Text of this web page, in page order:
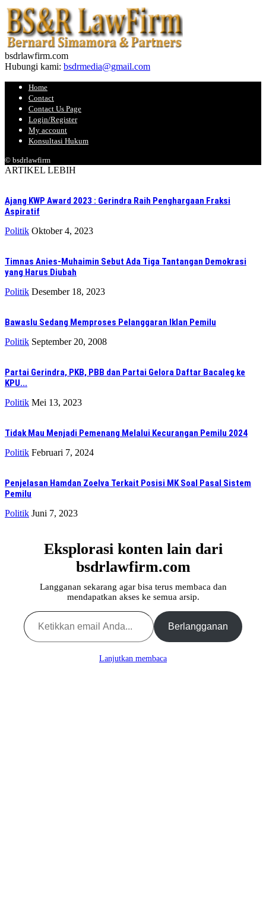
bsdrlawfirm.com
Hubungi kami: bsdrmedia@gmail.com
Home
Contact
Contact Us Page
Login/Register
My account
Konsultasi Hukum
© bsdrlawfirm
ARTIKEL LEBIH
Ajang KWP Award 2023 : Gerindra Raih Penghargaan Fraksi
Aspiratif
Politik Oktober 4, 2023
Timnas Anies-Muhaimin Sebut Ada Tiga Tantangan Demokrasi
yang Harus Diubah
Politik Desember 18, 2023
Bawaslu Sedang Memproses Pelanggaran Iklan Pemilu
Politik September 20, 2008
Partai Gerindra, PKB, PBB dan Partai Gelora Daftar Bacaleg ke
KPU...
Politik Mei 13, 2023
Tidak Mau Menjadi Pemenang Melalui Kecurangan Pemilu 2024
Politik Februari 7, 2024
Penjelasan Hamdan Zoelva Terkait Posisi MK Soal Pasal Sistem
Pemilu
Politik Juni 7, 2023
Eksplorasi konten lain dari
bsdrlawfirm.com
Langganan sekarang agar bisa terus membaca dan
mendapatkan akses ke semua arsip.
Ketikkan email Anda...
Berlangganan
Lanjutkan membaca